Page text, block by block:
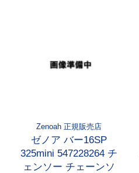
Zenoah 正規販売店
ゼノア バー16SP
325mini 547228264 チ
ェンソー チェーンソ